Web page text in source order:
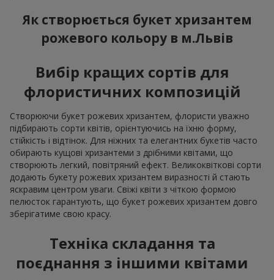
Як створюється букет хризантем
рожевого кольору в м.Львів
Вибір кращих сортів для
флористичних композицій
Створюючи букет рожевих хризантем, флористи уважно
підбирають сорти квітів, орієнтуючись на їхню форму,
стійкість і відтінок. Для ніжних та елегантних букетів часто
обирають кущові хризантеми з дрібними квітами, що
створюють легкий, повітряний ефект. Великоквіткові сорти
додають букету рожевих хризантем виразності й стають
яскравим центром уваги. Свіжі квіти з чіткою формою
пелюсток гарантують, що букет рожевих хризантем довго
зберігатиме свою красу.
Техніка складання та
поєднання з іншими квітами